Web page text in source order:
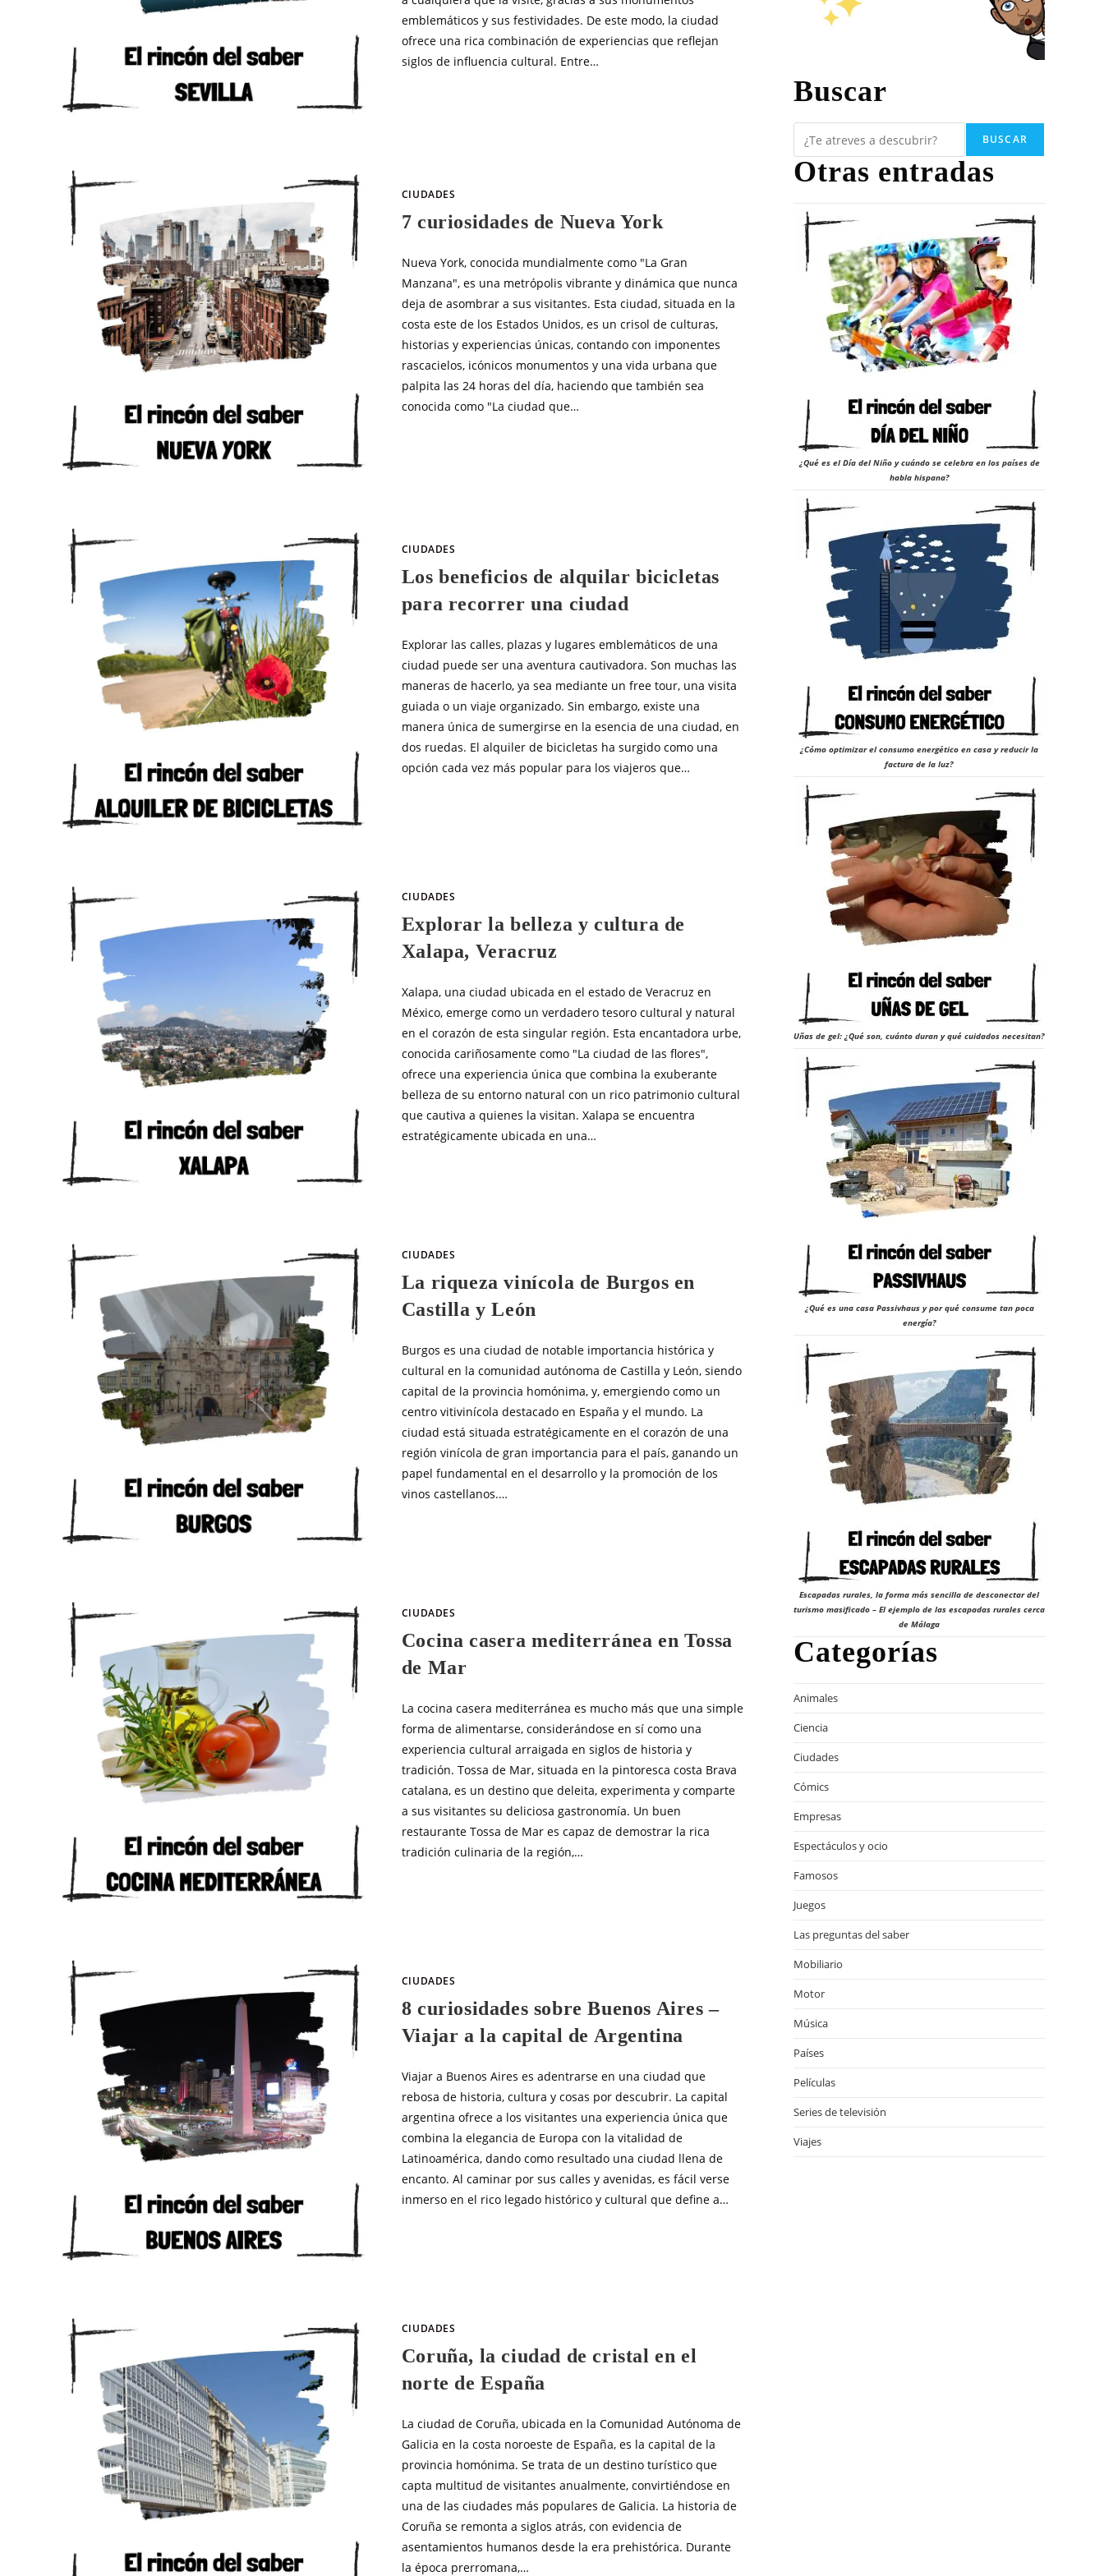
emblemáticos y sus festividades. De este modo, la ciudad
ofrece una rica combinación de experiencias que reflejan
siglos de influencia cultural. Entre…
CIUDADES
7 curiosidades de Nueva York
Nueva York, conocida mundialmente como "La Gran
Manzana", es una metrópolis vibrante y dinámica que nunca
deja de asombrar a sus visitantes. Esta ciudad, situada en la
costa este de los Estados Unidos, es un crisol de culturas,
historias y experiencias únicas, contando con imponentes
rascacielos, icónicos monumentos y una vida urbana que
palpita las 24 horas del día, haciendo que también sea
conocida como "La ciudad que…
CIUDADES
Los beneficios de alquilar bicicletas
para recorrer una ciudad
Explorar las calles, plazas y lugares emblemáticos de una
ciudad puede ser una aventura cautivadora. Son muchas las
maneras de hacerlo, ya sea mediante un free tour, una visita
guiada o un viaje organizado. Sin embargo, existe una
manera única de sumergirse en la esencia de una ciudad, en
dos ruedas. El alquiler de bicicletas ha surgido como una
opción cada vez más popular para los viajeros que…
CIUDADES
Explorar la belleza y cultura de
Xalapa, Veracruz
Xalapa, una ciudad ubicada en el estado de Veracruz en
México, emerge como un verdadero tesoro cultural y natural
en el corazón de esta singular región. Esta encantadora urbe,
conocida cariñosamente como "La ciudad de las flores",
ofrece una experiencia única que combina la exuberante
belleza de su entorno natural con un rico patrimonio cultural
que cautiva a quienes la visitan. Xalapa se encuentra
estratégicamente ubicada en una…
CIUDADES
La riqueza vinícola de Burgos en
Castilla y León
Burgos es una ciudad de notable importancia histórica y
cultural en la comunidad autónoma de Castilla y León, siendo
capital de la provincia homónima, y, emergiendo como un
centro vitivinícola destacado en España y el mundo. La
ciudad está situada estratégicamente en el corazón de una
región vinícola de gran importancia para el país, ganando un
papel fundamental en el desarrollo y la promoción de los
vinos castellanos.…
CIUDADES
Cocina casera mediterránea en Tossa
de Mar
La cocina casera mediterránea es mucho más que una simple
forma de alimentarse, considerándose en sí como una
experiencia cultural arraigada en siglos de historia y
tradición. Tossa de Mar, situada en la pintoresca costa Brava
catalana, es un destino que deleita, experimenta y comparte
a sus visitantes su deliciosa gastronomía. Un buen
restaurante Tossa de Mar es capaz de demostrar la rica
tradición culinaria de la región,…
CIUDADES
8 curiosidades sobre Buenos Aires –
Viajar a la capital de Argentina
Viajar a Buenos Aires es adentrarse en una ciudad que
rebosa de historia, cultura y cosas por descubrir. La capital
argentina ofrece a los visitantes una experiencia única que
combina la elegancia de Europa con la vitalidad de
Latinoamérica, dando como resultado una ciudad llena de
encanto. Al caminar por sus calles y avenidas, es fácil verse
inmerso en el rico legado histórico y cultural que define a…
CIUDADES
Coruña, la ciudad de cristal en el
norte de España
La ciudad de Coruña, ubicada en la Comunidad Autónoma de
Galicia en la costa noroeste de España, es la capital de la
provincia homónima. Se trata de un destino turístico que
capta multitud de visitantes anualmente, convirtiéndose en
una de las ciudades más populares de Galicia. La historia de
Coruña se remonta a siglos atrás, con evidencia de
asentamientos humanos desde la era prehistórica. Durante
la época prerromana,…
Buscar
BUSCAR
Otras entradas
¿Qué es el Día del Niño y cuándo se celebra en los países de
habla hispana?
¿Cómo optimizar el consumo energético en casa y reducir la
factura de la luz?
Uñas de gel: ¿Qué son, cuánto duran y qué cuidados necesitan?
¿Qué es una casa Passivhaus y por qué consume tan poca
energía?
Escapadas rurales, la forma más sencilla de desconectar del
turismo masificado – El ejemplo de las escapadas rurales cerca
de Málaga
Categorías
Animales
Ciencia
Ciudades
Cómics
Empresas
Espectáculos y ocio
Famosos
Juegos
Las preguntas del saber
Mobiliario
Motor
Música
Países
Películas
Series de televisión
Viajes